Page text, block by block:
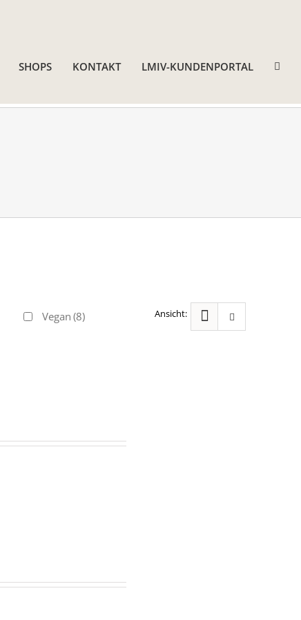
SHOPS KONTAKT LMIV-KUNDENPORTAL
Vegan (8)